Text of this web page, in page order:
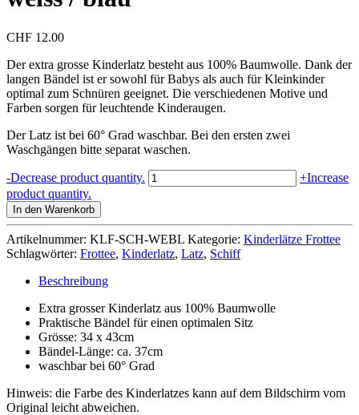
CHF 12.00
Der extra grosse Kinderlatz besteht aus 100% Baumwolle. Dank der
langen Bändel ist er sowohl für Babys als auch für Kleinkinder
optimal zum Schnüren geeignet. Die verschiedenen Motive und
Farben sorgen für leuchtende Kinderaugen.
Der Latz ist bei 60° Grad waschbar. Bei den ersten zwei
Waschgängen bitte separat waschen.
-Decrease product quantity. Kinderlatz
Frottee
/
blau
Menge
+Increase
product quantity.
In den Warenkorb
Artikelnummer: KLF-SCH-WEBL Kategorie: Kinderlätze Frottee
Schlagwörter: Frottee, Kinderlatz, Latz, Schiff
Beschreibung
Extra grosser Kinderlatz aus 100% Baumwolle
Praktische Bändel für einen optimalen Sitz
Grösse: 34 x 43cm
Bändel-Länge: ca. 37cm
waschbar bei 60° Grad
Hinweis: die Farbe des Kinderlatzes kann auf dem Bildschirm vom
Original leicht abweichen.